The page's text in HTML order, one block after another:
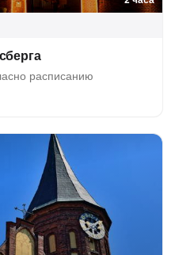
расписанию